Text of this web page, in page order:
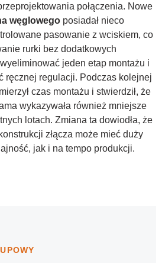
połączenia. Nowe
węglowego posiadał nieco
pasowanie z wciskiem, co
rurki bez dodatkowych
jeden etap montażu i
ręcznej regulacji. Podczas kolejnej
czas montażu i stwierdził, że
wykazywała również mniejsze
lotach. Zmiana ta dowiodła, że
złącza może mieć duży
jak i na tempo produkcji.